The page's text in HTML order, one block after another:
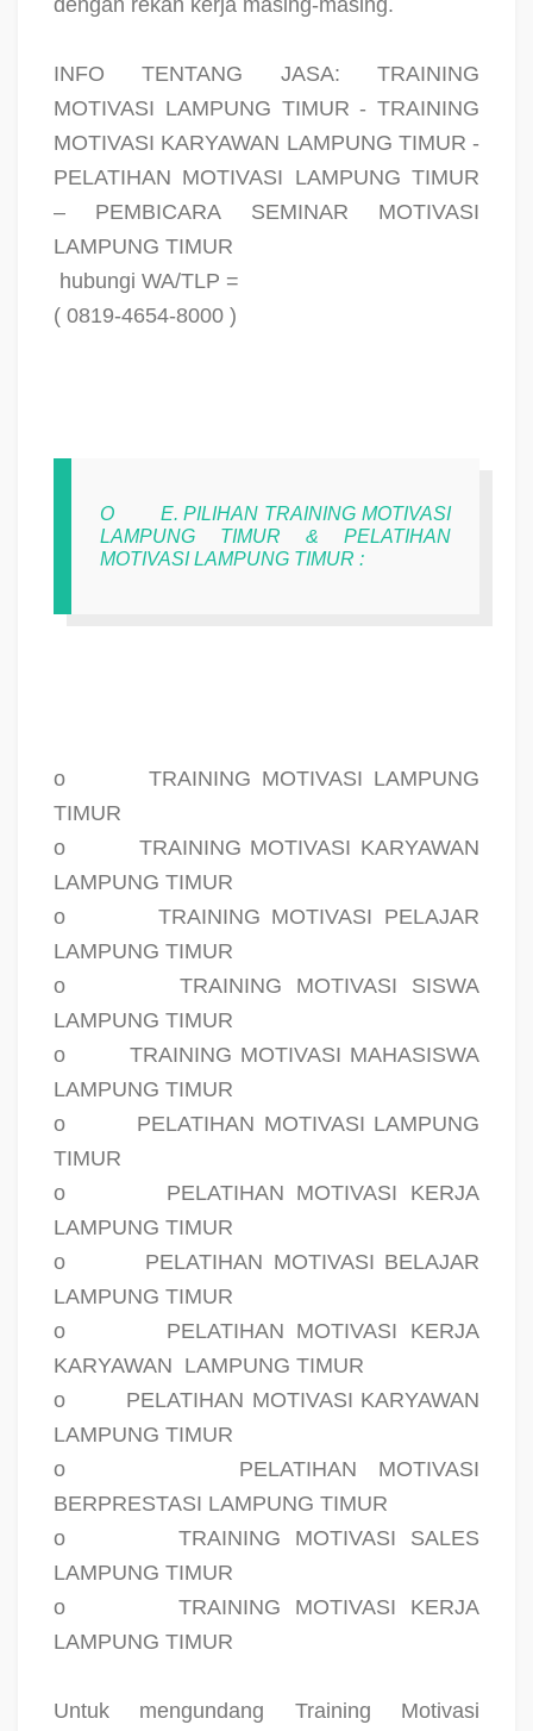
INFO TENTANG JASA: TRAINING
MOTIVASI LAMPUNG TIMUR - TRAINING
MOTIVASI KARYAWAN LAMPUNG TIMUR -
PELATIHAN MOTIVASI LAMPUNG TIMUR
– PEMBICARA SEMINAR MOTIVASI
LAMPUNG TIMUR
hubungi WA/TLP =
( 0819-4654-8000 )
O
E. PILIHAN TRAINING MOTIVASI
LAMPUNG TIMUR & PELATIHAN
MOTIVASI LAMPUNG TIMUR :
o
TRAINING MOTIVASI LAMPUNG
TIMUR
o
TRAINING MOTIVASI KARYAWAN
LAMPUNG TIMUR
o
TRAINING MOTIVASI PELAJAR
LAMPUNG TIMUR
o
TRAINING MOTIVASI SISWA
LAMPUNG TIMUR
o
TRAINING MOTIVASI MAHASISWA
LAMPUNG TIMUR
o
PELATIHAN MOTIVASI LAMPUNG
TIMUR
o
PELATIHAN MOTIVASI KERJA
LAMPUNG TIMUR
o
PELATIHAN MOTIVASI BELAJAR
LAMPUNG TIMUR
o
PELATIHAN MOTIVASI KERJA
KARYAWAN LAMPUNG TIMUR
o
PELATIHAN MOTIVASI KARYAWAN
LAMPUNG TIMUR
o
PELATIHAN MOTIVASI
BERPRESTASI LAMPUNG TIMUR
o
TRAINING MOTIVASI SALES
LAMPUNG TIMUR
o
TRAINING MOTIVASI KERJA
LAMPUNG TIMUR
Untuk mengundang Training Motivasi